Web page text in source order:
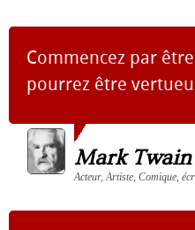
Commencez par
pourrez être
Mark Twain
Acteur, Artiste, Comique,